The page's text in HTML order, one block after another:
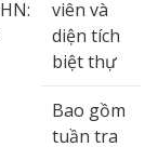
HN:
viên và
diện tích
biệt thự
Bao gồm
tuần tra